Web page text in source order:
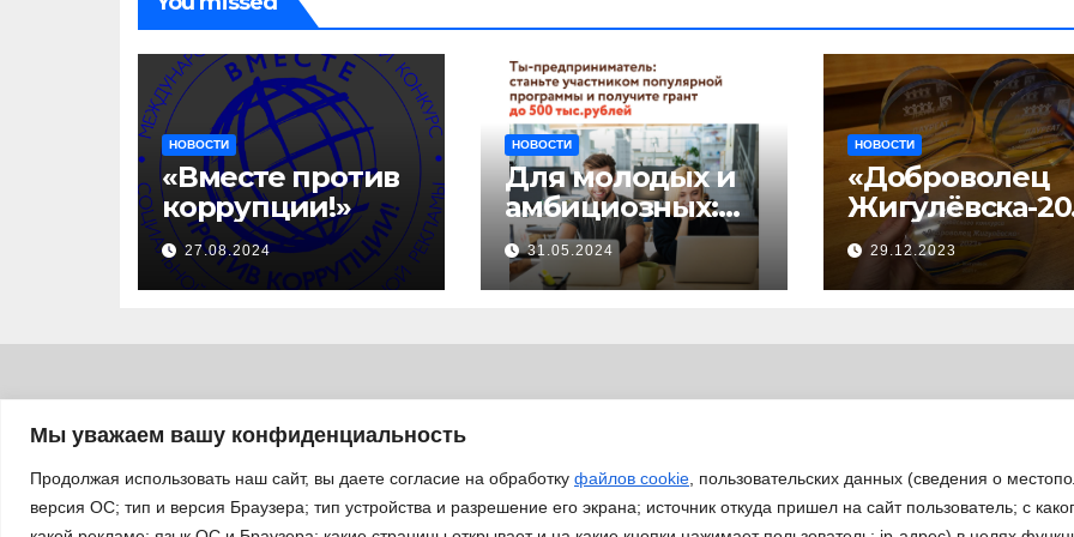
Мы уважаем вашу конфиденциальность
Продолжая использовать наш сайт, вы даете согласие на обработку файлов cookie , пользовательских данных (сведения о
версия ОС; тип и версия Браузера; тип устройства и разрешение его экрана; источник откуда пришел на сайт пользователь; с
НОВОСТИ
«Вместе против
коррупции!»
27.08.2024
НОВОСТИ
Для молодых и
амбициозных:
стартовал прием
заявок на
участие в
31.05.2024
НОВОСТИ
«Доброволец
Жигулёвска-
» 29.12.2023